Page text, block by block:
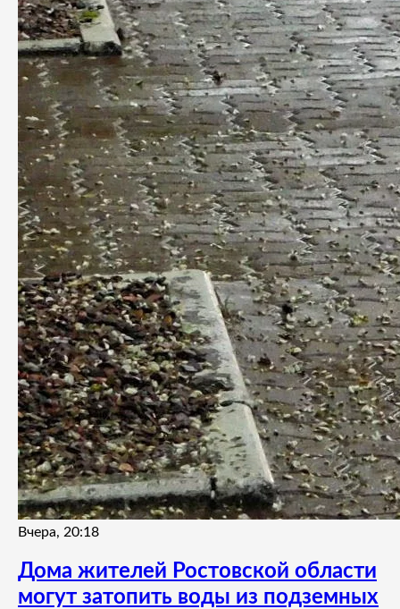
Вчера, 20:18
Дома жителей Ростовской области
могут затопить воды из подземных